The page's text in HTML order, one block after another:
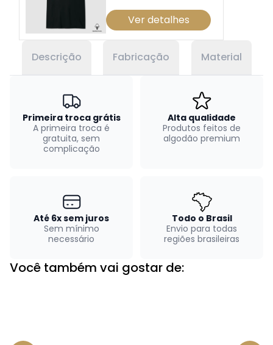
Ver detalhes
Descrição Fabricação Material
Primeira troca grátis
A primeira troca é
gratuita, sem
complicação
Alta qualidade
Produtos feitos de
algodão premium
Até 6x sem juros
Sem mínimo
necessário
Todo o Brasil
Envio para todas
regiões brasileiras
Você também vai gostar de: